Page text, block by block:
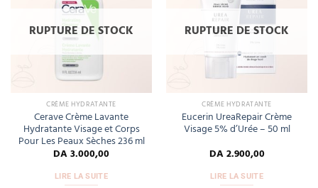
RUPTURE DE STOCK
CRÈME HYDRATANTE
Cerave Crème Lavante
Hydratante Visage et Corps
Pour Les Peaux Sèches 236 ml
DA3.000,00
LIRE LA SUITE
wishlist
RUPTURE DE STOCK
CRÈME HYDRATANTE
Eucerin UreaRepair Crème
Visage 5% d’Urée – 50 ml
DA2.900,00
LIRE LA SUITE